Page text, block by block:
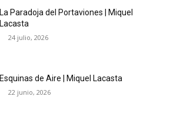
La Paradoja del Portaviones | Miquel
Lacasta
24 julio, 2026
Esquinas de Aire | Miquel Lacasta
22 junio, 2026